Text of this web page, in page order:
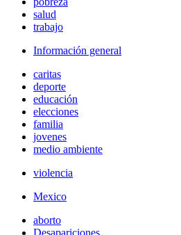
salud
trabajo
Información general
caritas
deporte
educación
elecciones
familia
jovenes
medio ambiente
violencia
Mexico
aborto
Desapariciones